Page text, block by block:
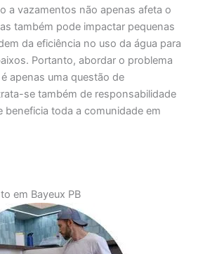
a vazamentos não apenas afeta o
também pode impactar pequenas
da eficiência no uso da água para
Portanto, abordar o problema
apenas uma questão de
se também de responsabilidade
beneficia toda a comunidade em
em Bayeux PB